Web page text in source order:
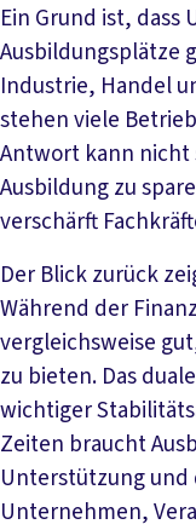
Ein Grund ist,
Ausbildungsplätze
Industrie, Handel
stehen viele
Antwort kann nicht
Ausbildung zu
verschärft
Der Blick zurück
Während der
vergleichsweise
zu bieten. Das
wichtiger
Zeiten braucht
Unterstützung
Unternehmen,